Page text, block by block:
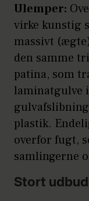
Ulemper:
virke kunstig
massivt
den samme
patina, som
laminatgulve
plastik.
overfor fugt,
samlingerne
Stort